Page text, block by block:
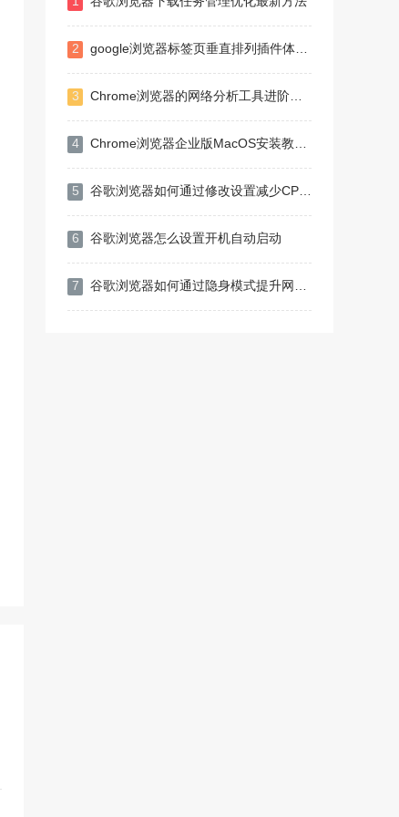
2 google浏览器标签页垂直排列插件体验总结
3 Chrome浏览器的网络分析工具进阶使用
4 Chrome浏览器企业版MacOS安装教程经验分享
5 谷歌浏览器如何通过修改设置减少CPU占用率
6 谷歌浏览器怎么设置开机自动启动
7 谷歌浏览器如何通过隐身模式提升网页的加载速度